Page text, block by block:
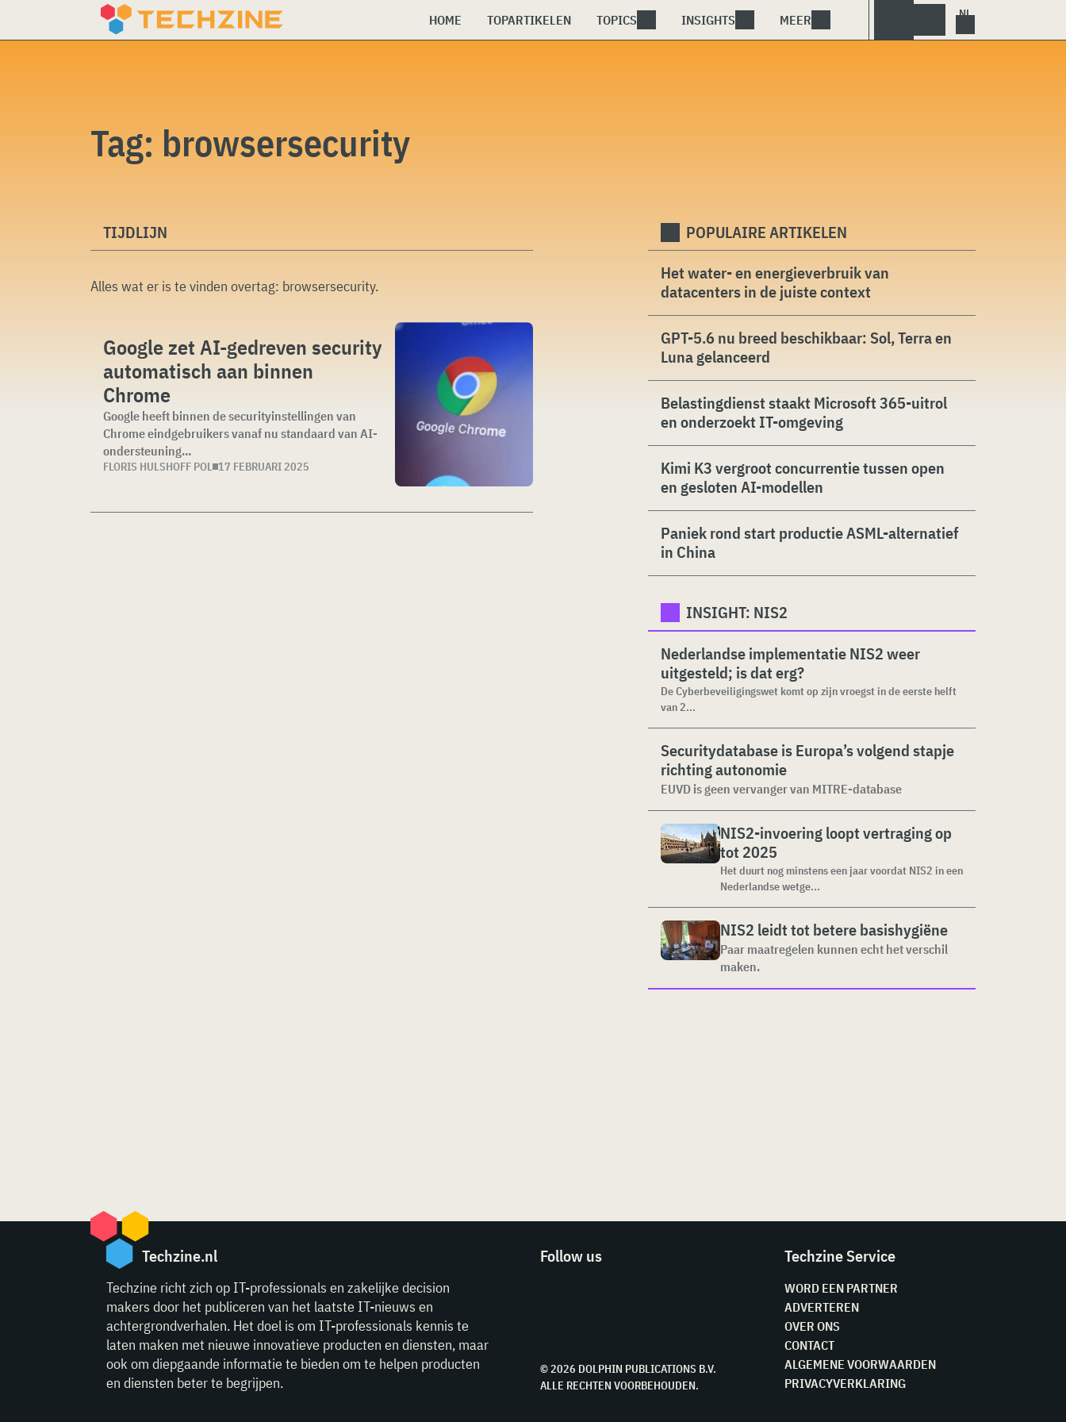
HOME TOPARTIKELEN TOPICS INSIGHTS MEER
Tag: browsersecurity
TIJDLIJN
Alles wat er is te vinden overtag: browsersecurity.
Google zet AI-gedreven security
automatisch aan binnen
Chrome
Google heeft binnen de securityinstellingen van
Chrome eindgebruikers vanaf nu standaard van AI-
ondersteuning...
FLORIS HULSHOFF POL 17 FEBRUARI 2025
POPULAIRE ARTIKELEN
Het water- en energieverbruik van
datacenters in de juiste context
GPT-5.6 nu breed beschikbaar: Sol, Terra en
Luna gelanceerd
Belastingdienst staakt Microsoft 365-uitrol
en onderzoekt IT-omgeving
Kimi K3 vergroot concurrentie tussen open
en gesloten AI-modellen
Paniek rond start productie ASML-alternatief
in China
INSIGHT: NIS2
Nederlandse implementatie NIS2 weer
uitgesteld; is dat erg?
De Cyberbeveiligingswet komt op zijn vroegst in de eerste helft
van 2...
Securitydatabase is Europa’s volgend stapje
richting autonomie
EUVD is geen vervanger van MITRE-database
NIS2-invoering loopt vertraging op
tot 2025
Het duurt nog minstens een jaar voordat NIS2 in een
Nederlandse wetge...
NIS2 leidt tot betere basishygiëne
Paar maatregelen kunnen echt het verschil
maken.
Techzine.nl
Techzine richt zich op IT-professionals en zakelijke decision
makers door het publiceren van het laatste IT-nieuws en
achtergrondverhalen. Het doel is om IT-professionals kennis te
laten maken met nieuwe innovatieve producten en diensten, maar
ook om diepgaande informatie te bieden om te helpen producten
en diensten beter te begrijpen.
Follow us
© 2026 DOLPHIN PUBLICATIONS B.V.
ALLE RECHTEN VOORBEHOUDEN.
Techzine Service
WORD EEN PARTNER
ADVERTEREN
OVER ONS
CONTACT
ALGEMENE VOORWAARDEN
PRIVACYVERKLARING